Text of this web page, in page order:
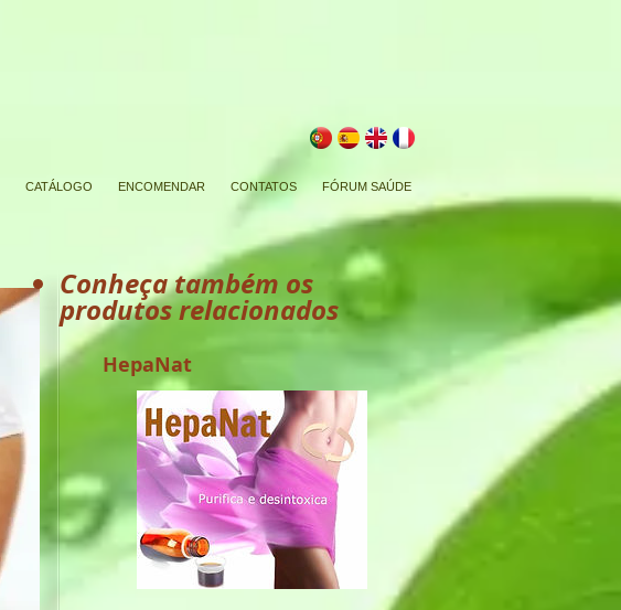
CATÁLOGO ENCOMENDAR CONTATOS FÓRUM SAÚDE
Conheça também os
produtos relacionados
HepaNat